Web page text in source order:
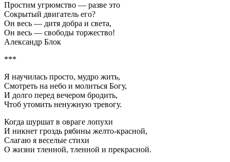
Простим угрюмство — разве это
Сокрытый двигатель его?
Он весь — дитя добра и света,
Он весь — свободы торжество!
Александр Блок
***
Я научилась просто, мудро жить,
Смотреть на небо и молиться Богу,
И долго перед вечером бродить,
Чтоб утомить ненужную тревогу.
Когда шуршат в овраге лопухи
И никнет гроздь рябины желто-красной,
Слагаю я веселые стихи
О жизни тленной, тленной и прекрасной.